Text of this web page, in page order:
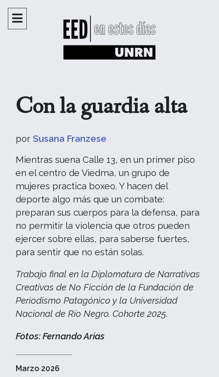
Con la guardia alta
por Susana Franzese
Mientras suena Calle 13, en un primer piso
en el centro de Viedma, un grupo de
mujeres practica boxeo. Y hacen del
deporte algo más que un combate:
preparan sus cuerpos para la defensa, para
no permitir la violencia que otros pueden
ejercer sobre ellas, para saberse fuertes,
para sentir que no están solas.
Trabajo final en la Diplomatura de Narrativas
Creativas de No Ficción de la Fundación de
Periodismo Patagónico y la Universidad
Nacional de Río Negro. Cohorte 2025.
Fotos: Fernando Arias
Marzo 2026